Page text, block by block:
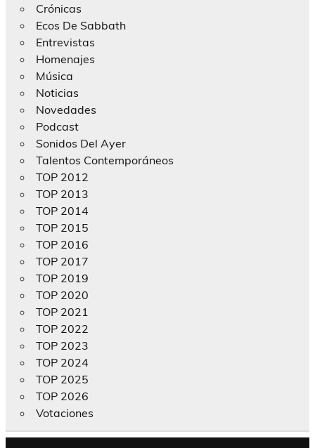
Crónicas
Ecos De Sabbath
Entrevistas
Homenajes
Música
Noticias
Novedades
Podcast
Sonidos Del Ayer
Talentos Contemporáneos
TOP 2012
TOP 2013
TOP 2014
TOP 2015
TOP 2016
TOP 2017
TOP 2019
TOP 2020
TOP 2021
TOP 2022
TOP 2023
TOP 2024
TOP 2025
TOP 2026
Votaciones